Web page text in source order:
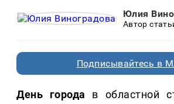
Юлия
Автор
Подписывайтесь в
День города в областной